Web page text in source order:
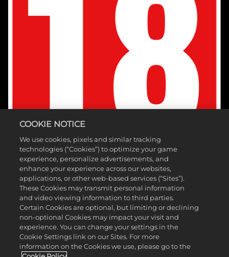
©2025 Take-Two Interactive Software, Inc. Publicado por 2K Games.
Creado por Hangar 13. Mafia, Take-Two Interactive Software, 2K,
Hangar 13 y sus respectivos logotipos son marcas comerciales de
COOKIE NOTICE
We use cookies, pixels and similar tracking
technologies (“Cookies”) to optimize your game
experience, personalize advertisements, and
enhance your experience across our websites,
applications, or other web-based services (“Sites”).
These Cookies may transmit personal information
and video viewing information to third parties.
Certain Cookies are optional, but limiting or declining
non-optional Cookies may impact your visit and
experience. You can change your settings in the
Cookie Settings link on our Sites. For more
information on the Cookies we use, please go to the